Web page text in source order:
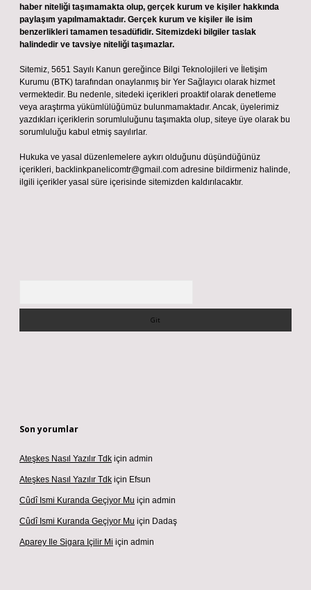
haber niteliği taşımamakta olup, gerçek kurum ve kişiler hakkında
paylaşım yapılmamaktadır. Gerçek kurum ve kişiler ile isim
benzerlikleri tamamen tesadüfidir. Sitemizdeki bilgiler taslak
halindedir ve tavsiye niteliği taşımazlar.
Sitemiz, 5651 Sayılı Kanun gereğince Bilgi Teknolojileri ve İletişim
Kurumu (BTK) tarafından onaylanmış bir Yer Sağlayıcı olarak hizmet
vermektedir. Bu nedenle, sitedeki içerikleri proaktif olarak denetleme
veya araştırma yükümlülüğümüz bulunmamaktadır. Ancak, üyelerimiz
yazdıkları içeriklerin sorumluluğunu taşımakta olup, siteye üye olarak bu
sorumluluğu kabul etmiş sayılırlar.
Hukuka ve yasal düzenlemelere aykırı olduğunu düşündüğünüz
içerikleri, backlinkpanelicomtr@gmail.com adresine bildirmeniz halinde,
ilgili içerikler yasal süre içerisinde sitemizden kaldırılacaktır.
Son yorumlar
Ateşkes Nasıl Yazılır Tdk için admin
Ateşkes Nasıl Yazılır Tdk için Efsun
Cûdî Ismi Kuranda Geçiyor Mu için admin
Cûdî Ismi Kuranda Geçiyor Mu için Dadaş
Aparey Ile Sigara Içilir Mi için admin